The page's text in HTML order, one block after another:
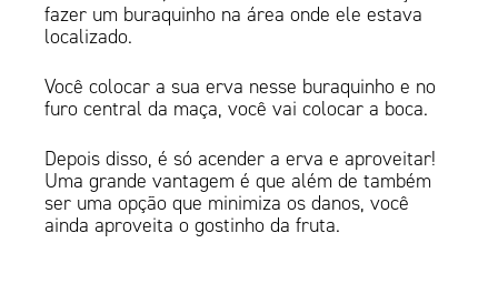
fazer um buraquinho na área onde ele estava
localizado.
Você colocar a sua erva nesse buraquinho e no
furo central da maça, você vai colocar a boca.
Depois disso, é só acender a erva e aproveitar!
Uma grande vantagem é que além de também
ser uma opção que minimiza os danos, você
ainda aproveita o gostinho da fruta.